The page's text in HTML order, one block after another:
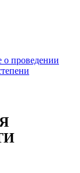
проведении